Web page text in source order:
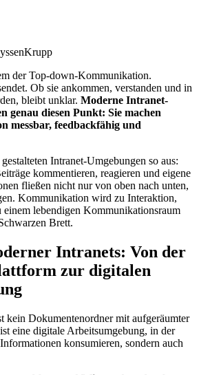
der Top-down-Kommunikation.
Ob sie ankommen, verstanden und in
bleibt unklar. Moderne Intranet-
genau diesen Punkt: Sie machen
messbar, feedbackfähig und
Intranet-Umgebungen so aus:
kommentieren, reagieren und eigene
fließen nicht nur von oben nach unten,
Kommunikation wird zu Interaktion,
lebendigen Kommunikationsraum
Brett.
Intranets: Von der
zur digitalen
kein Dokumentenordner mit aufgeräumter
eine digitale Arbeitsumgebung, in der
konsumieren, sondern auch